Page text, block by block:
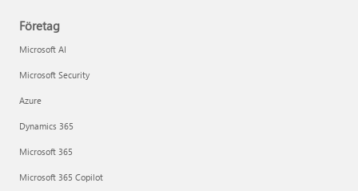
Företag
Microsoft AI
Microsoft Security
Azure
Dynamics 365
Microsoft 365
Microsoft 365 Copilot